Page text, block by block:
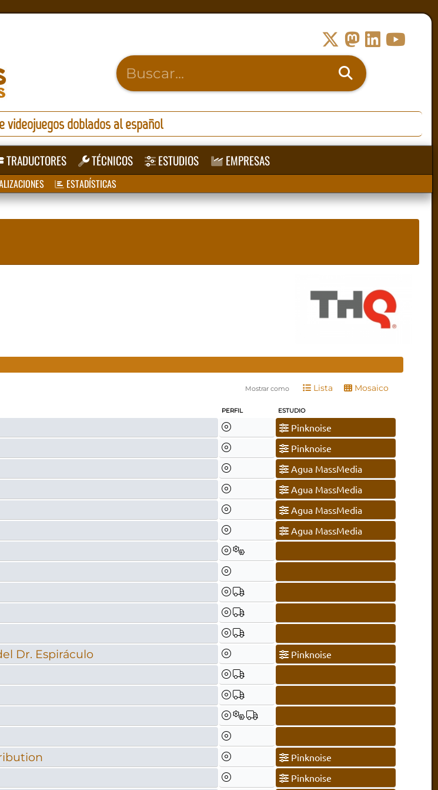
videojuegos doblados al español
TRADUCTORES TÉCNICOS ESTUDIOS EMPRESAS
ESTADÍSTICAS
Mostrar como Lista Mosaico
PERFIL ESTUDIO
Pinknoise
Pinknoise
Agua MassMedia
Agua MassMedia
Agua MassMedia
Agua MassMedia
Dr. Espiráculo Pinknoise
Pinknoise
Pinknoise